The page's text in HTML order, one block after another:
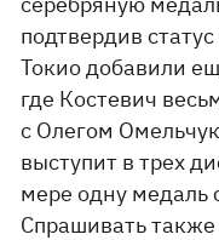
подтвердив
Токио добавили
где Костевич
с Олегом
выступит в трех
мере одну медаль
Спрашивать